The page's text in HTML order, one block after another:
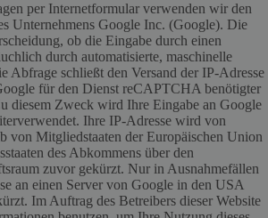
per Internetformular verwenden wir den
Unternehmens Google Inc. (Google). Die
ob die Eingabe durch einen
durch automatisierte, maschinelle
Abfrage schließt den Versand der IP-Adresse
für den Dienst reCAPTCHA benötigter
diesem Zweck wird Ihre Eingabe an Google
Ihre IP-Adresse wird von
von Mitgliedstaaten der Europäischen Union
des Abkommens über den
zuvor gekürzt. Nur in Ausnahmefällen
an einen Server von Google in den USA
Im Auftrag des Betreibers dieser Website